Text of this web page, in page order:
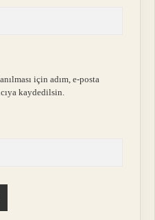
için adım, e-posta
kaydedilsin.